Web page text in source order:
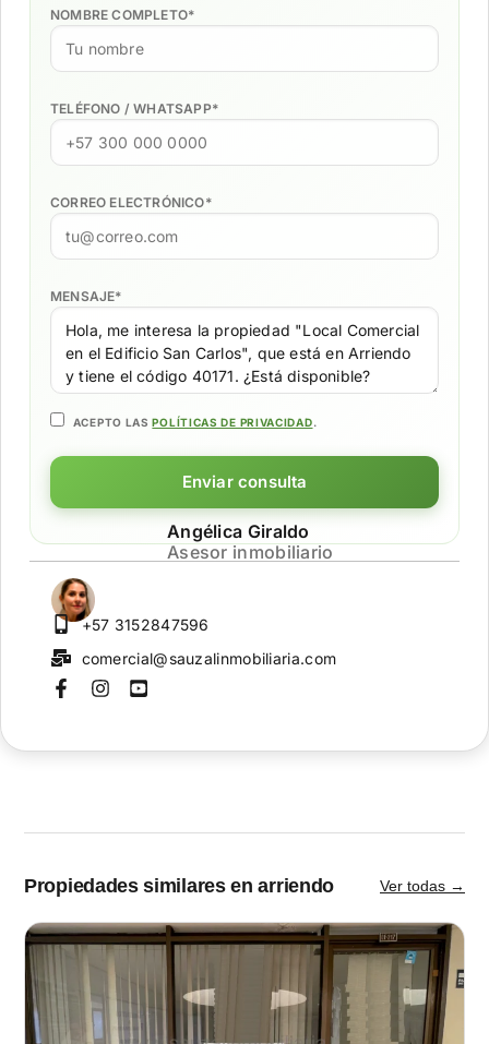
NOMBRE COMPLETO*
TELÉFONO / WHATSAPP*
CORREO ELECTRÓNICO*
MENSAJE*
ACEPTO LASPOLÍTICAS DE PRIVACIDAD.
Enviar consulta
Angélica Giraldo
Asesor inmobiliario
+57 3152847596
comercial@sauzalinmobiliaria.com
Propiedades similares en arriendo Ver todas →